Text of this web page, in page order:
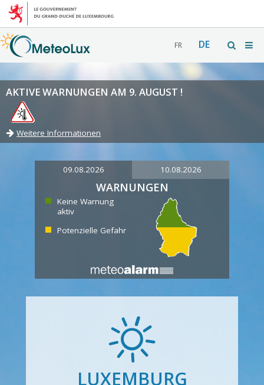
FR DE
AKTIVE WARNUNGEN AM 9. AUGUST !
Weitere Informationen
09.08.2026 10.08.2026
WARNUNGEN
Keine Warnung
aktiv
Potenzielle Gefahr
LUXEMBURG